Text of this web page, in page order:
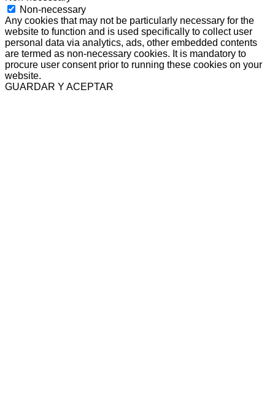
Non-necessary
Any cookies that may not be particularly necessary for the
website to function and is used specifically to collect user
personal data via analytics, ads, other embedded contents
are termed as non-necessary cookies. It is mandatory to
procure user consent prior to running these cookies on your
website.
GUARDAR Y ACEPTAR